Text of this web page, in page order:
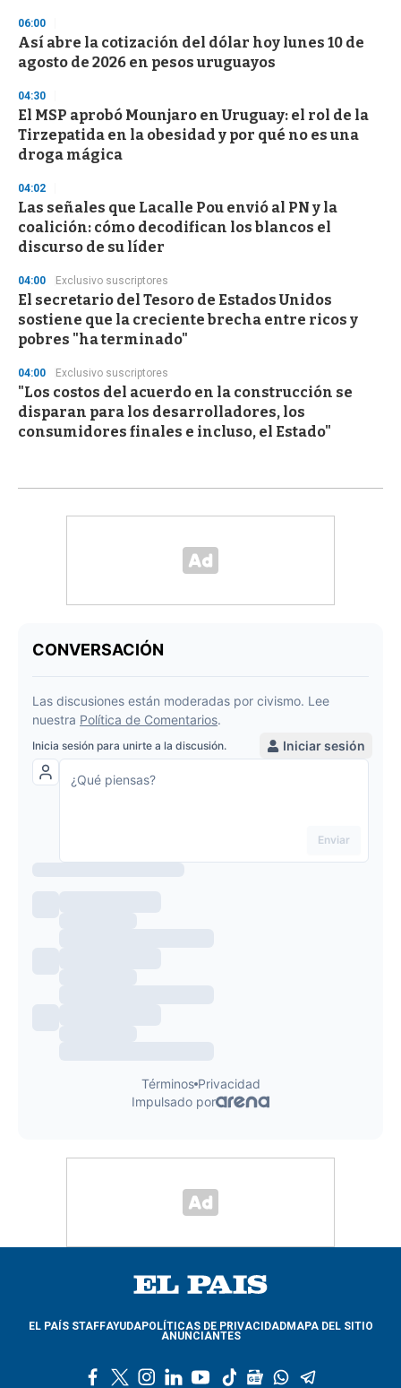
06:00
Así abre la cotización del dólar hoy lunes 10 de
agosto de 2026 en pesos uruguayos
04:30
El MSP aprobó Mounjaro en Uruguay: el rol de la
Tirzepatida en la obesidad y por qué no es una
droga mágica
04:02
Las señales que Lacalle Pou envió al PN y la
coalición: cómo decodifican los blancos el
discurso de su líder
04:00 Exclusivo suscriptores
El secretario del Tesoro de Estados Unidos
sostiene que la creciente brecha entre ricos y
pobres "ha terminado"
04:00 Exclusivo suscriptores
"Los costos del acuerdo en la construcción se
disparan para los desarrolladores, los
consumidores finales e incluso, el Estado"
EL PAÍS STAFFAYUDAPOLÍTICAS DE PRIVACIDADMAPA DEL SITIO
ANUNCIANTES
l
y
t
g
w